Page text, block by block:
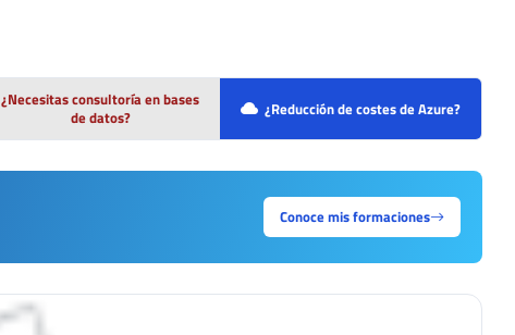
¿Necesitas consultoría en bases
de datos?
¿Reducción de costes de Azure?
Conoce mis formaciones